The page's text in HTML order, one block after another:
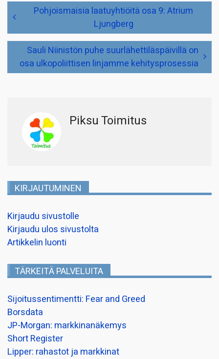
Artikkelien
selaus
Pohjoismaisia laatuyhtiöitä osa 9: Atrium
Ljungberg
Sauli Niinistön puhe suurlähettiläspäivillä on
osa ulkopoliittisen linjamme kehitysprosessia
Piksu Toimitus
KIRJAUTUMINEN
Kirjaudu sivustolle
Kirjaudu ulos sivustolta
Artikkelin luonti
TÄRKEITÄ PALVELUITA
Sijoitussentimentti: Fear and Greed
Borsdata
JP-Morgan: markkinanäkemys
Short Register
Lipper: rahastot ja markkinat